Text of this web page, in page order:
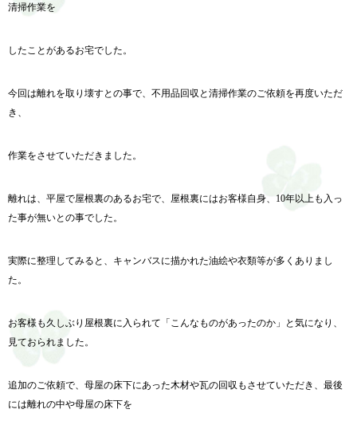
清掃作業を
したことがあるお宅でした。
今回は離れを取り壊すとの事で、 不用品回収と清掃作業のご依頼を再度いただ
き、
作業をさせていただきました。
離れは、平屋で屋根裏のあるお宅で、屋根裏にはお客様自身、10年以上も入っ
た事が無いとの事でした。
実際に整理してみると、 キャンバスに描かれた油絵や衣類等が多くありまし
た。
お客様も久しぶり屋根裏に入られて「 こんなものがあったのか」と気になり、
見ておられました。
追加のご依頼で、 母屋の床下にあった木材や瓦の回収もさせていただき、最後
には離れの中や母屋の床下を